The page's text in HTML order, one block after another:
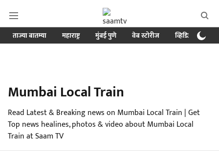
ताज्या बातम्या महाराष्ट्र मुंबई पुणे वेब स्टोरीज व्हिडिओ
Mumbai Local Train
Read Latest & Breaking news on Mumbai Local Train | Get
Top news healines, photos & video about Mumbai Local
Train at Saam TV